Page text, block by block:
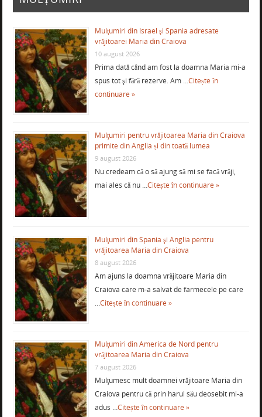
Mulţumiri din Israel şi Spania adresate
vrăjitoarei Maria din Craiova
10 august 2026
Prima dată când am fost la doamna Maria mi-a
spus tot şi fără rezerve. Am …Citește în
continuare »
Mulţumiri pentru vrăjitoarea Maria din Craiova
primite din Anglia și din toată lumea
9 august 2026
Nu credeam că o să ajung să mi se facă vrăji,
mai ales că nu …Citește în continuare »
Mulţumiri din Spania şi Anglia pentru
vrăjitoarea Maria din Craiova
8 august 2026
Am ajuns la doamna vrăjitoare Maria din
Craiova care m-a salvat de farmecele pe care
…Citește în continuare »
Mulţumiri din America de Nord pentru
vrăjitoarea Maria din Craiova
7 august 2026
Mulţumesc mult doamnei vrăjitoare Maria din
Craiova pentru că prin harul său deosebit mi-a
adus …Citește în continuare »